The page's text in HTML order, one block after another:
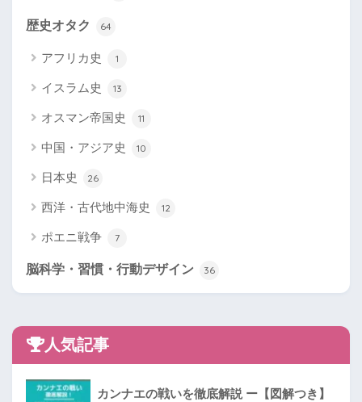
歴史オタク 64
アフリカ史 1
イスラム史 13
オスマン帝国史 11
中国・アジア史 10
日本史 26
西洋・古代地中海史 12
ポエニ戦争 7
脳科学・習慣・行動デザイン 36
人気記事
カンナエの戦いを徹底解説 ー【図解つき】